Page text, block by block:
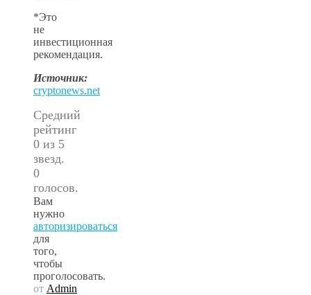
*Это
не
инвестиционная
рекомендация.
Источник:
cryptonews.net
Средний
рейтинг
0 из 5
звезд.
0
голосов.
Вам
нужно
авторизироваться
для
того,
чтобы
проголосовать.
от Admin